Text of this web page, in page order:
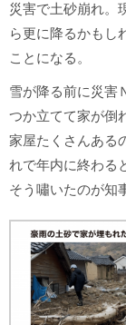
災害で土砂崩れ。
ら更に降るかもし
ことになる。
雪が降る前に災害
つか立てて家が倒
家屋たくさんある
れで年内に終わる
そう嘯いたのが知